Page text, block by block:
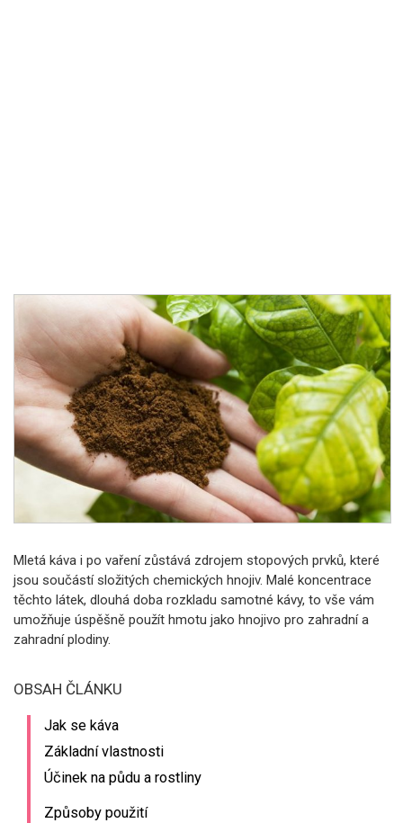
Mletá káva i po vaření zůstává zdrojem stopových prvků, které
jsou součástí složitých chemických hnojiv. Malé koncentrace
těchto látek, dlouhá doba rozkladu samotné kávy, to vše vám
umožňuje úspěšně použít hmotu jako hnojivo pro zahradní a
zahradní plodiny.
OBSAH ČLÁNKU
Jak se káva
Základní vlastnosti
Účinek na půdu a rostliny
Způsoby použití